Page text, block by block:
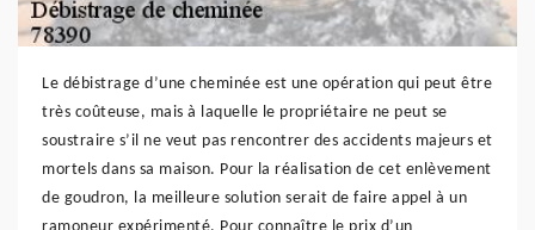
Le débistrage d’une cheminée est une opération qui peut être
très coûteuse, mais à laquelle le propriétaire ne peut se
soustraire s’il ne veut pas rencontrer des accidents majeurs et
mortels dans sa maison. Pour la réalisation de cet enlèvement
de goudron, la meilleure solution serait de faire appel à un